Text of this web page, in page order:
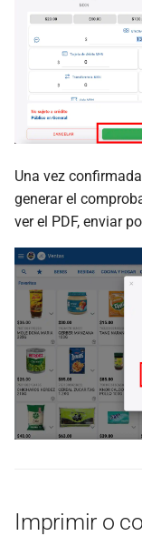
Una vez
generar el
ver el PDF, enviar
Imprimir o